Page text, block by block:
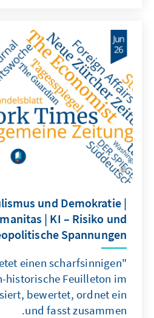
und Demokratie |
| KI – Risiko und
Spannungen
einen scharfsinnigen
historische Feuilleton im
bewertet, ordnet ein
und fasst zusammen.